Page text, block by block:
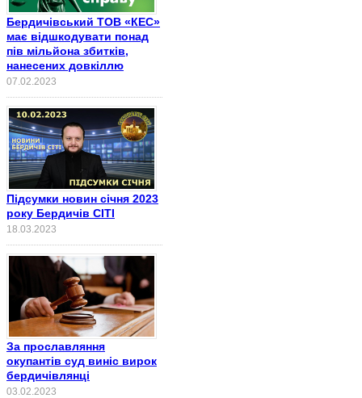
Бердичівський ТОВ «КЕС»
має відшкодувати понад
пів мільйона збитків,
нанесених довкіллю
07.02.2023
Підсумки новин січня 2023
року Бердичів СІТІ
18.03.2023
За прославляння
окупантів суд виніс вирок
бердичівлянці
03.02.2023